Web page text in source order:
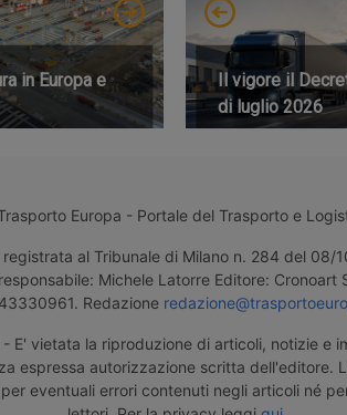
in Europa e
Il vigore il
di luglio 2026
Europa - Portale del Trasporto e
al Tribunale di Milano n. 284 del 08/
Michele Latorre Editore: Cronoart
Redazione
E' vietata la riproduzione di articoli, notizie e
espressa autorizzazione scritta dell'editore.
eventuali errori contenuti negli articoli né